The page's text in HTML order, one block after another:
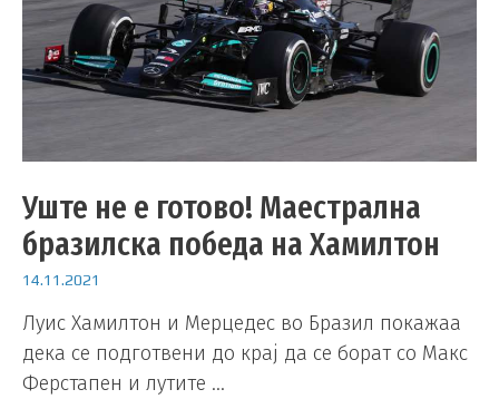
Уште не е готово! Маестрална
бразилска победа на Хамилтон
14.11.2021
Луис Хамилтон и Мерцедес во Бразил покажаа
дека се подготвени до крај да се борат со Макс
Ферстапен и лутите …